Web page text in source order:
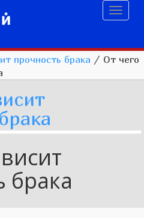
прочность брака / От чего
брака